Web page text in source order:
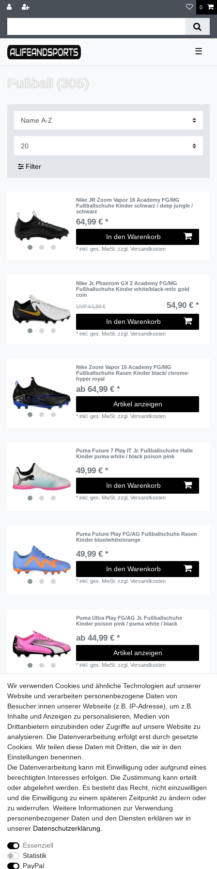
0
☰
Fußball (305)
Filter
Nike JR Zoom Vapor 16 Academy FG/MG
Fußballschuhe Kinder schwarz / deep jungle /
schwarz
64,99 € *
In den Warenkorb
*inkl. ges. MwSt. zzgl.Versandkosten
Nike Jr. Phantom GX 2 Academy FG/MG
Fußballschuhe Kinder white/black-mtlc gold
coin
UVP 64,99 €
54,90 € *
In den Warenkorb
*inkl. ges. MwSt. zzgl.Versandkosten
Nike Zoom Vapor 15 Academy FG/MG
Fußballschuhe Rasen Kinder black/ chrome-
hyper royal
ab 64,99 € *
Artikel anzeigen
*inkl. ges. MwSt. zzgl.Versandkosten
Puma Future 7 Play IT Jr. Fußballschuhe Halle
Kinder puma white / black poison pink
49,99 € *
In den Warenkorb
*inkl. ges. MwSt. zzgl.Versandkosten
Puma Future Play FG/AG Fußballschuhe Rasen
Kinder blue/white/orange
49,99 € *
In den Warenkorb
*inkl. ges. MwSt. zzgl.Versandkosten
Puma Ultra Play FG/AG Jr. Fußballschuhe
Kinder poison pink / puma white / black
ab 44,99 € *
Artikel anzeigen
*inkl. ges. MwSt. zzgl.Versandkosten
Lieferzeit etwa 1 bis 3 Werktage
Versand mit DHL
14 Tage Rückgaberecht
Kontaktieren Sie uns!
Widerrufs­recht Widerrufs­formular Impressum
Daten­schutz­erklärung
Wir verwenden Cookies und ähnliche Technologien auf unserer
Website und verarbeiten personenbezogene Daten von
Besucher:innen unserer Webseite (z.B. IP-Adresse), um z.B.
Inhalte und Anzeigen zu personalisieren, Medien von
Drittanbietern einzubinden oder Zugriffe auf unsere Website zu
analysieren. Die Datenverarbeitung erfolgt erst durch gesetzte
Cookies. Wir teilen diese Daten mit Dritten, die wir in den
Einstellungen benennen.
Die Datenverarbeitung kann mit Einwilligung oder aufgrund eines
berechtigten Interesses erfolgen. Die Zustimmung kann erteilt
oder abgelehnt werden. Es besteht das Recht, nicht einzuwilligen
und die Einwilligung zu einem späteren Zeitpunkt zu ändern oder
zu widerrufen. Weitere Informationen zur Verwendung
personenbezogener Daten und den Diensten erklären wir in
unserer Daten­schutz­erklärung
Essenziell
Statistik
PayPal